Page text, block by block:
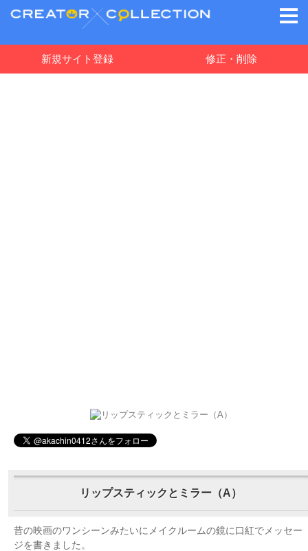
新規サイト登録 修正・削除
リップスティックとミラー（A）
昔の映画のワンシーンみたいにメイクルームの鏡に口紅でメッセー
ジを書きました。